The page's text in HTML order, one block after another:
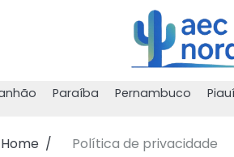
Paraíba Pernambuco Piauí
Home Política de privacidade